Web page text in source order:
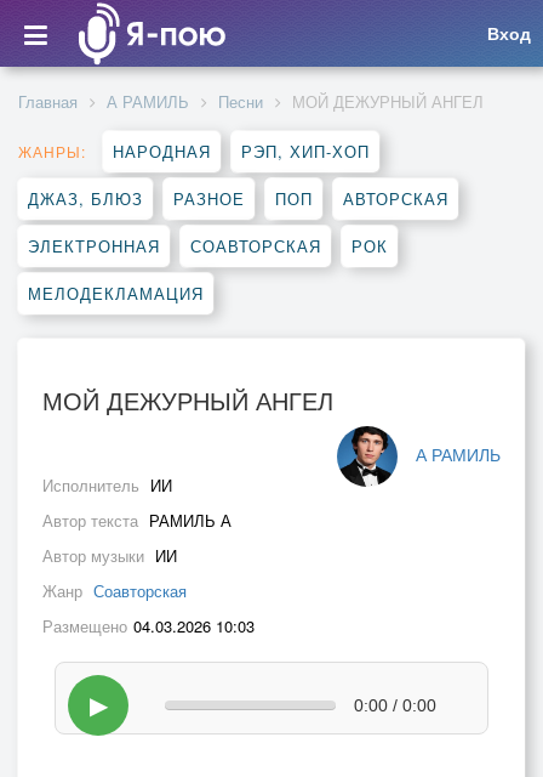
Вход
Главная А РАМИЛЬ Песни МОЙ ДЕЖУРНЫЙ АНГЕЛ
ЖАНРЫ: НАРОДНАЯ РЭП, ХИП-ХОП
ДЖАЗ, БЛЮЗ РАЗНОЕ ПОП АВТОРСКАЯ
ЭЛЕКТРОННАЯ СОАВТОРСКАЯ РОК
МЕЛОДЕКЛАМАЦИЯ
МОЙ ДЕЖУРНЫЙ АНГЕЛ
А РАМИЛЬ
Исполнитель ИИ
Автор текста РАМИЛЬ А
Автор музыки ИИ
Жанр Соавторская
Размещено 04.03.2026 10:03
▶ 0:00 / 0:00